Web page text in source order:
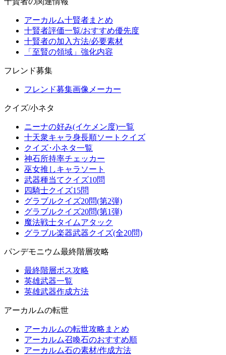
アーカルム十賢者まとめ
十賢者評価一覧/おすすめ優先度
十賢者の加入方法/必要素材
「至賢の領域」強化内容
フレンド募集
フレンド募集画像メーカー
クイズ/小ネタ
ニーナの好み(イケメン度)一覧
十天衆キャラ身長順ソートクイズ
クイズ･小ネタ一覧
神石所持率チェッカー
巫女推しキャラソート
武器種当てクイズ10問
四騎士クイズ15問
グラブルクイズ20問(第2弾)
グラブルクイズ20問(第1弾)
魔法戦士タイムアタック
グラブル楽器武器クイズ(全20問)
パンデモニウム最終階層攻略
最終階層ボス攻略
英雄武器一覧
英雄武器作成方法
アーカルムの転世
アーカルムの転世攻略まとめ
アーカルム召喚石のおすすめ順
アーカルム石の素材/作成方法